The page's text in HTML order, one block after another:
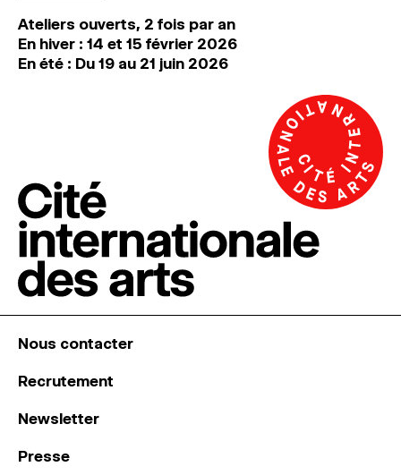
Ateliers ouverts, 2 fois par an
En hiver : 14 et 15 février 2026
En été : Du 19 au 21 juin 2026
Nous contacter
Recrutement
Newsletter
Presse